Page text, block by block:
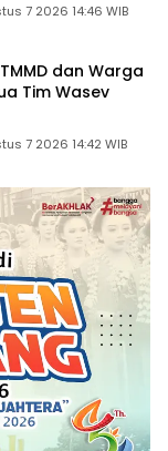
7 2026 14:46 WIB
dan Warga
Tim Wasev
7 2026 14:42 WIB